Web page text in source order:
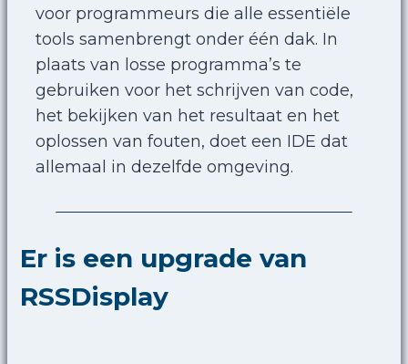
voor programmeurs die alle essentiële
tools samenbrengt onder één dak. In
plaats van losse programma’s te
gebruiken voor het schrijven van code,
het bekijken van het resultaat en het
oplossen van fouten, doet een IDE dat
allemaal in dezelfde omgeving.
Er is een upgrade van
RSSDisplay